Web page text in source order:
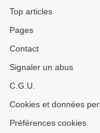
Top articles
Pages
Contact
Signaler un abus
C.G.U.
Cookies et données
Préférences cookies